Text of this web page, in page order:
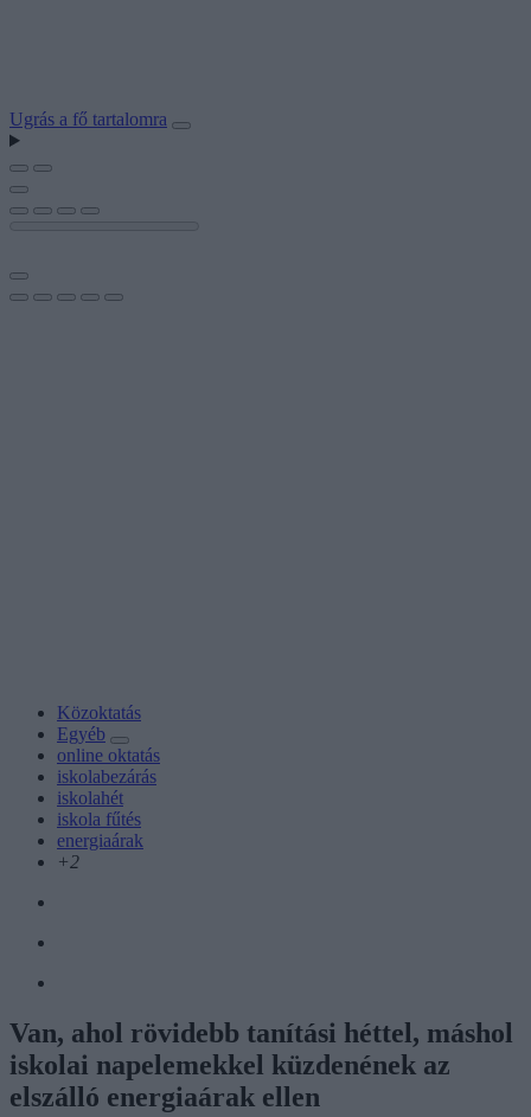
Ugrás a fő tartalomra
Közoktatás
Egyéb
online oktatás
iskolabezárás
iskolahét
iskola fűtés
energiaárak
+2
Van, ahol rövidebb tanítási héttel, máshol
iskolai napelemekkel küzdenének az
elszálló energiaárak ellen